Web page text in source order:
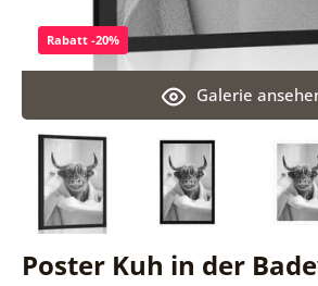
Poster Kuh in der
Galerie
Rabatt -20%